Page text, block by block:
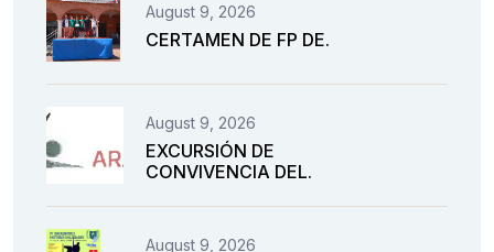
August 9, 2026
CERTAMEN DE FP DE.
August 9, 2026
EXCURSIÓN DE
CONVIVENCIA DEL.
August 9, 2026